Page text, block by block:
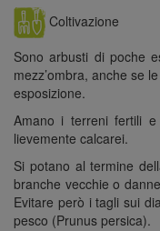
Coltivazione
Sono arbusti di poche
mezz’ombra, anche se
esposizione.
Amano i terreni fertili
lievemente calcarei.
Si potano al termine
branche vecchie o
Evitare però i tagli sui
pesco (Prunus persica).